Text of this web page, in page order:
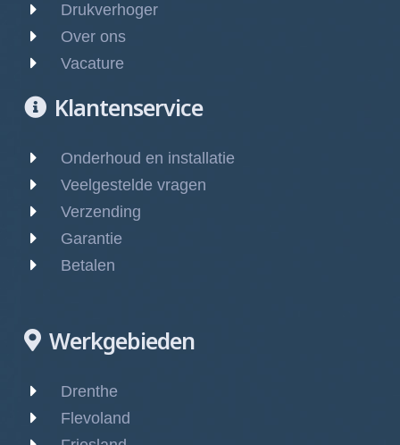
Drukverhoger
Over ons
Vacature
Klantenservice
Onderhoud en installatie
Veelgestelde vragen
Verzending
Garantie
Betalen
Werkgebieden
Drenthe
Flevoland